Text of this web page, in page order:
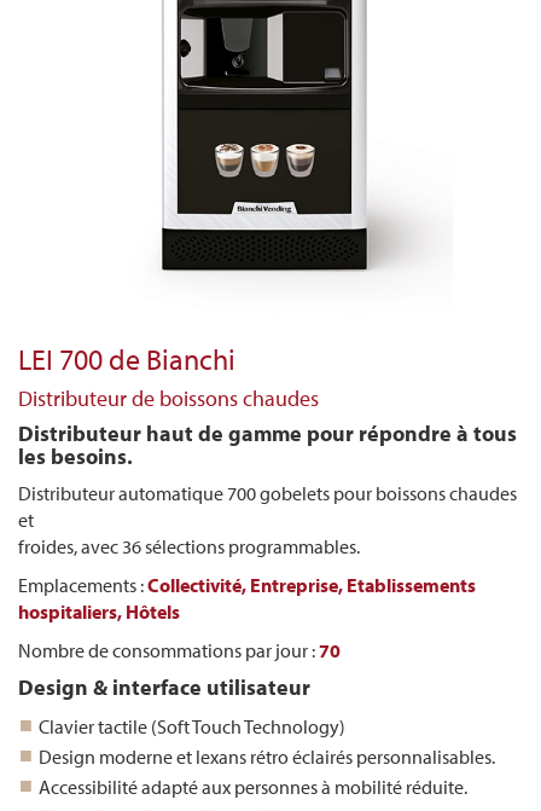
LEI 700 de Bianchi
Distributeur de boissons chaudes
Distributeur haut de gamme pour répondre à tous
les besoins.
Distributeur automatique 700 gobelets pour boissons chaudes
et
froides, avec 36 sélections programmables.
Emplacements :Collectivité, Entreprise, Etablissements
hospitaliers, Hôtels
Nombre de consommations par jour :70
Design & interface utilisateur
Clavier tactile (Soft Touch Technology)
Design moderne et lexans rétro éclairés personnalisables.
Accessibilité adapté aux personnes à mobilité réduite.